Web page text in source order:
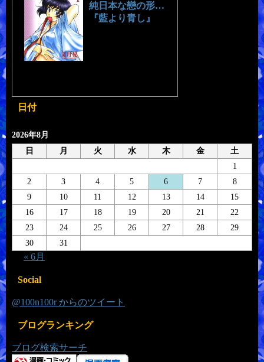
純日本な戀の形…
『藍より青し』
日付
2026年8月
日
月 火 水 木 金
土
1
2
3 4 5 6 7
8
9
10 11 12 13 14
15
16
17 18 19 20 21
22
23
24 25 26 27 28
29
30
31
« 6月
Social
@100n100r からのツイート
ブログランキング
ブログ検索サーチ